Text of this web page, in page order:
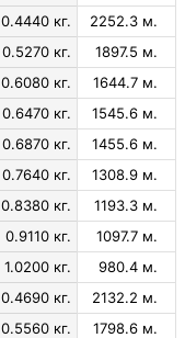
0.4440 кг.
2252.3 м.
0.5270 кг.
1897.5 м.
0.6080 кг.
1644.7 м.
0.6470 кг.
1545.6 м.
0.6870 кг.
1455.6 м.
0.7640 кг.
1308.9 м.
0.8380 кг.
1193.3 м.
0.9110 кг.
1097.7 м.
1.0200 кг.
980.4 м.
0.4690 кг.
2132.2 м.
0.5560 кг.
1798.6 м.